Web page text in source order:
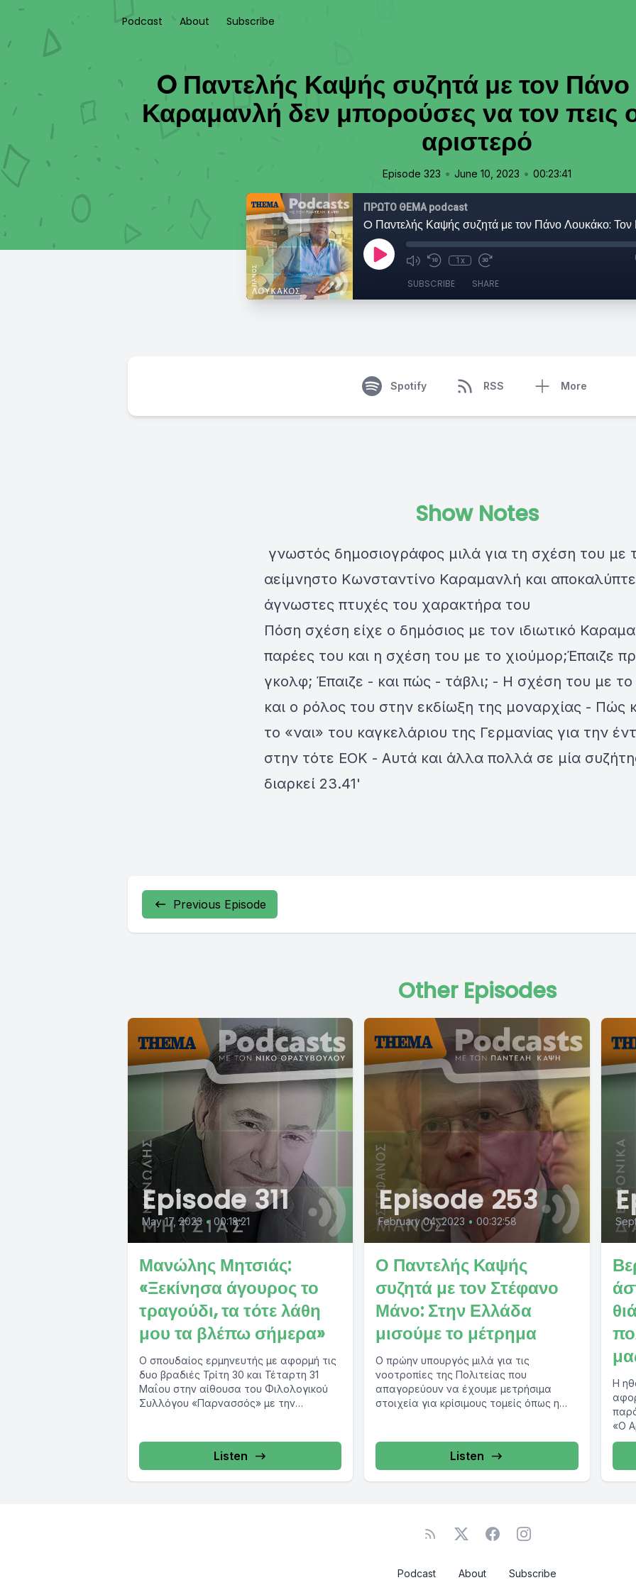
Podcast About Subscribe
O Παντελής Καψής συζητά με τον
Καραμανλή δεν μπορούσες να τον πεις
αριστερό
Episode 323 • June 10, 2023 • 00:23:41
ΠΡΩΤΟ ΘΕΜΑ podcast
1x
SUBSCRIBE SHARE
Spotify RSS More
Show Notes
γνωστός δημοσιογράφος μιλά για τη σχέση του με
αείμνηστο Κωνσταντίνο Καραμανλή και
άγνωστες πτυχές του χαρακτήρα του
Πόση σχέση είχε ο δημόσιος με τον ιδιωτικό
παρέες του και η σχέση του με το χιούμορ;Έπαιζε
γκολφ; Έπαιζε - και πώς - τάβλι; - Η σχέση του με το
και ο ρόλος του στην εκδίωξη της μοναρχίας - Πώς
το «ναι» του καγκελάριου της Γερμανίας για την
στην τότε ΕΟΚ - Αυτά και άλλα πολλά σε μία
διαρκεί 23.41'
Previous Episode
Other Episodes
Episode 311
May 17, 2023 • 00:18:21
Μανώλης Μητσιάς:
«Ξεκίνησα άγουρος το
τραγούδι, τα τότε λάθη
μου τα βλέπω σήμερα»
Ο σπουδαίος ερμηνευτής με αφορμή τις
δυο βραδιές Τρίτη 30 και Τέταρτη 31
Μαΐου στην αίθουσα του Φιλολογικού
Συλλόγου «Παρνασσός» με την
Listen
Episode 253
February 04, 2023 • 00:32:58
Ο Παντελής Καψής
συζητά με τον Στέφανο
Μάνο: Στην Ελλάδα
μισούμε το μέτρημα
Ο πρώην υπουργός μιλά για τις
νοοτροπίες της Πολιτείας που
απαγορεύουν να έχουμε μετρήσιμα
στοιχεία για κρίσιμους τομείς όπως η
Listen
Η
«Ο
Podcast About Subscribe